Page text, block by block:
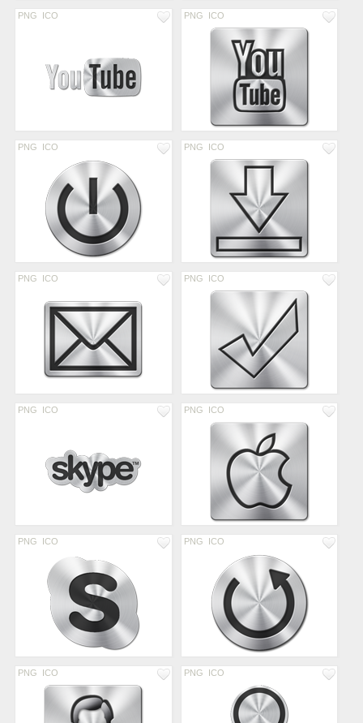
PNG ICO PNG ICO
PNG ICO PNG ICO
PNG ICO PNG ICO
PNG ICO PNG ICO
PNG ICO PNG ICO
PNG ICO PNG ICO